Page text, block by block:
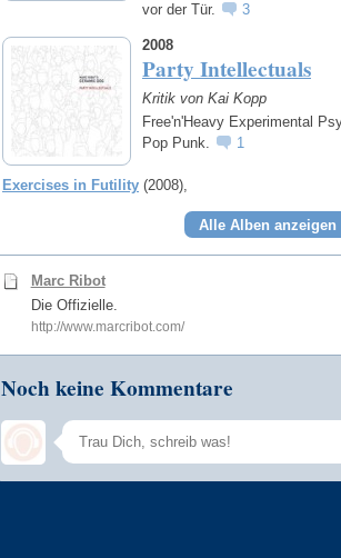
vor der Tür.
3
2008
Party Intellectuals
Kritik von Kai Kopp
Free'n'Heavy Experimental
Pop Punk.
1
Exercises in Futility (2008)
Alle Alben anzeigen
Marc Ribot
Die Offizielle.
http://www.marcribot.com/
Noch keine Kommentare